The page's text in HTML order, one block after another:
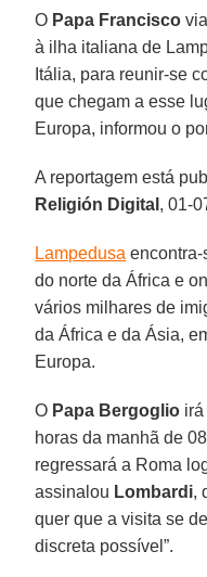
O Papa Francisco
à ilha italiana de
Itália, para reunir-se
que chegam a esse
Europa, informou o
A reportagem está
Religión Digital , 01-
Lampedusa encontra-
do norte da África e
vários milhares de
da África e da Ásia,
Europa.
O Papa Bergoglio
horas da manhã de
regressará a Roma
assinalou Lombardi,
quer que a visita se
discreta possível”.